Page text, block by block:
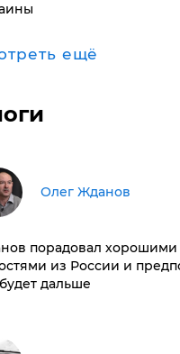
ещё
Олег Жданов
порадовал хорошими
из России и
дальше